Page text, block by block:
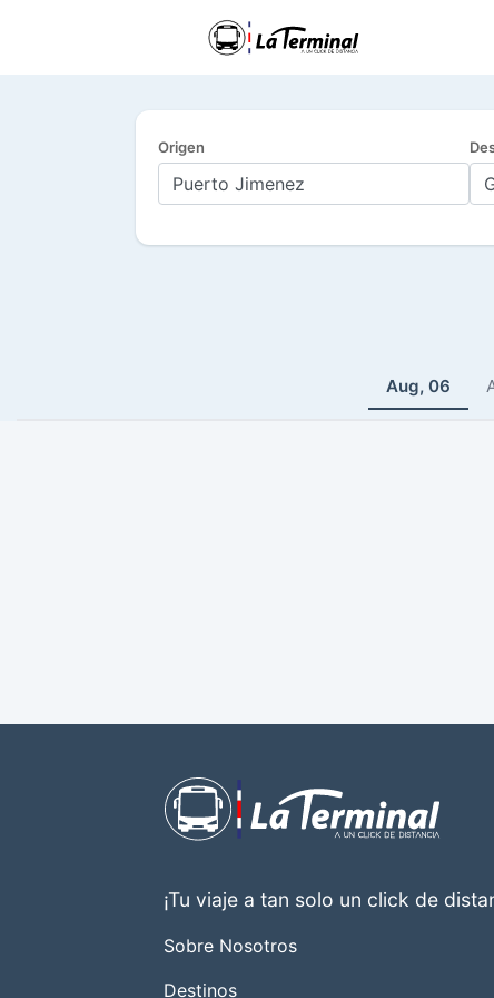
Origen
Aug, 06
¡Tu viaje a tan solo un click de
Sobre Nosotros
Destinos